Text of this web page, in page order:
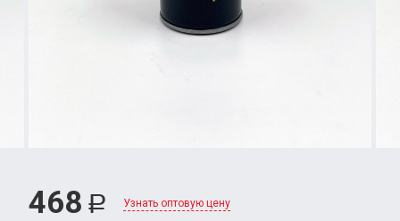
468 Р Узнать оптовую цену